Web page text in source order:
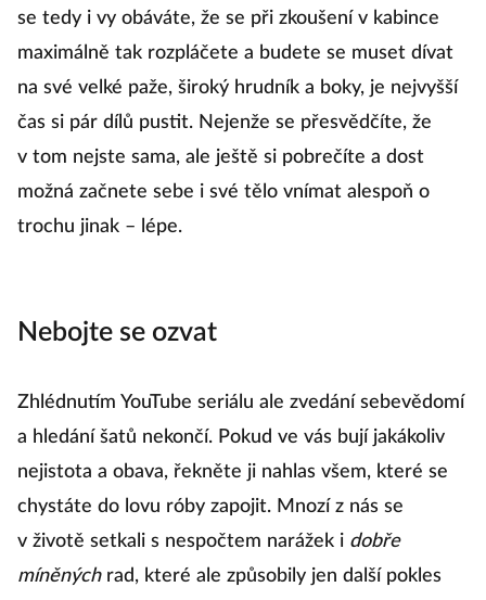
se tedy i vy obáváte, že se při zkoušení v kabince
maximálně tak rozpláčete a budete se muset dívat
na své velké paže, široký hrudník a boky, je nejvyšší
čas si pár dílů pustit. Nejenže se přesvědčíte, že
v tom nejste sama, ale ještě si pobrečíte a dost
možná začnete sebe i své tělo vnímat alespoň o
trochu jinak – lépe.
Nebojte se ozvat
Zhlédnutím YouTube seriálu ale zvedání sebevědomí
a hledání šatů nekončí. Pokud ve vás bují jakákoliv
nejistota a obava, řekněte ji nahlas všem, které se
chystáte do lovu róby zapojit. Mnozí z nás se
v životě setkali s nespočtem narážek i dobře
míněnýchrad, které ale způsobily jen další pokles